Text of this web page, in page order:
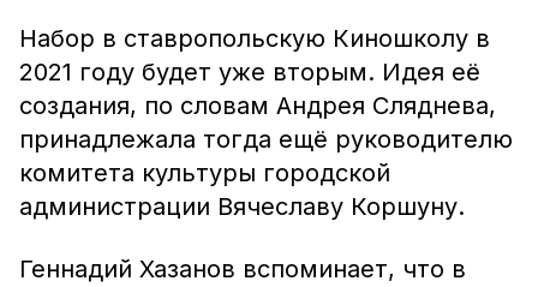
Набор в ставропольскую Киношколу в
2021 году будет уже вторым. Идея её
создания, по словам Андрея Сляднева,
принадлежала тогда ещё руководителю
комитета культуры городской
администрации Вячеславу Коршуну.
Геннадий Хазанов вспоминает, что в